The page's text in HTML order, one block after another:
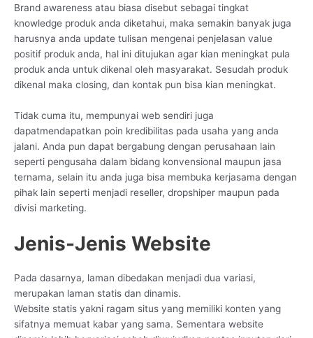
Brand awareness atau biasa disebut sebagai tingkat
knowledge produk anda diketahui, maka semakin banyak juga
harusnya anda update tulisan mengenai penjelasan value
positif produk anda, hal ini ditujukan agar kian meningkat pula
produk anda untuk dikenal oleh masyarakat. Sesudah produk
dikenal maka closing, dan kontak pun bisa kian meningkat.
Tidak cuma itu, mempunyai web sendiri juga
dapatmendapatkan poin kredibilitas pada usaha yang anda
jalani. Anda pun dapat bergabung dengan perusahaan lain
seperti pengusaha dalam bidang konvensional maupun jasa
ternama, selain itu anda juga bisa membuka kerjasama dengan
pihak lain seperti menjadi reseller, dropshiper maupun pada
divisi marketing.
Jenis-Jenis Website
Pada dasarnya, laman dibedakan menjadi dua variasi,
merupakan laman statis dan dinamis.
Website statis yakni ragam situs yang memiliki konten yang
sifatnya memuat kabar yang sama. Sementara website